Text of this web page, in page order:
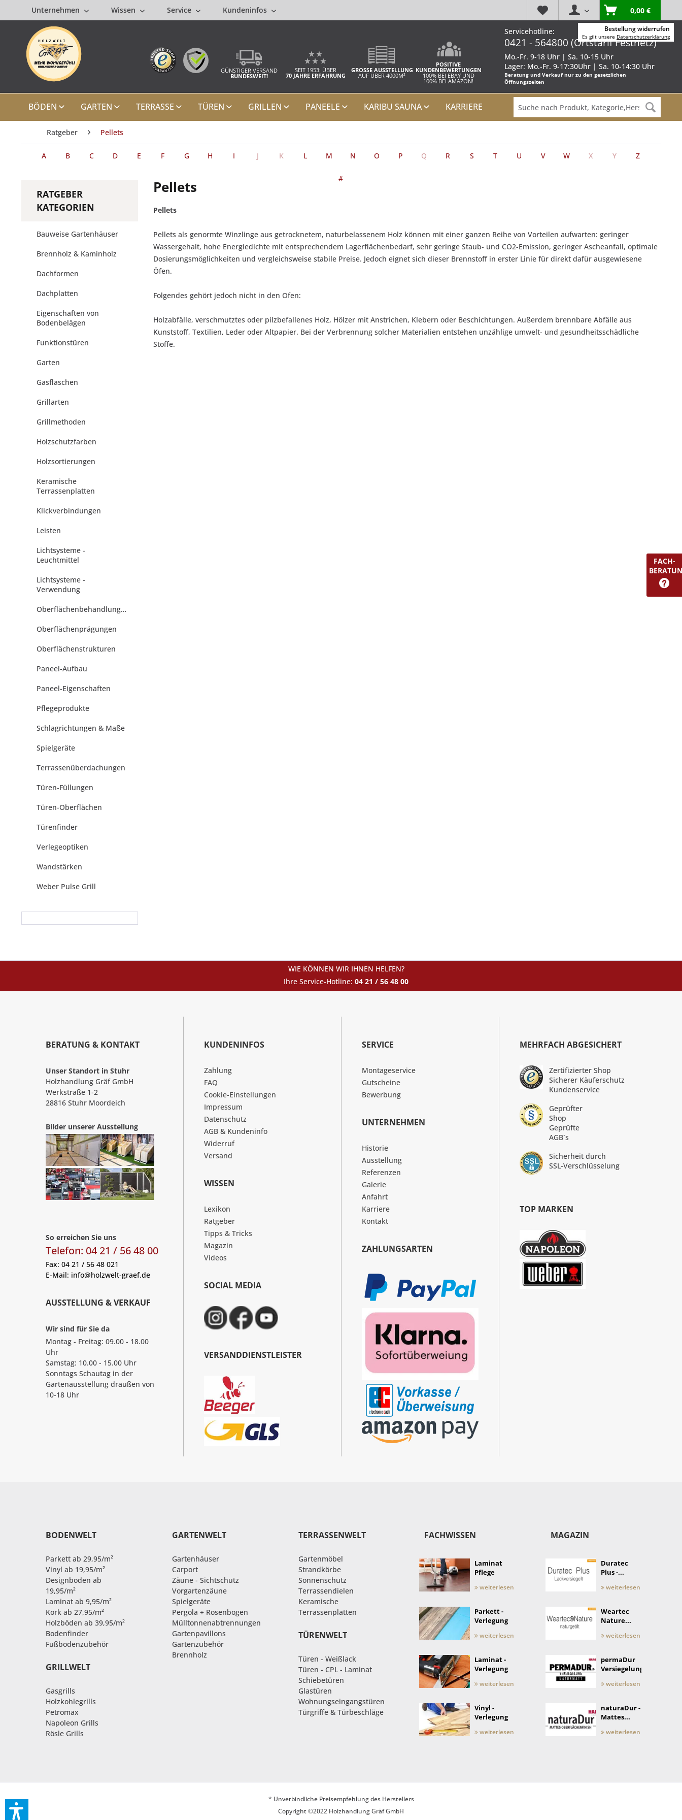
Unternehmen Wissen Service Kundeninfos 0,00 €
GÜNSTIGER VERSAND
BUNDESWEIT!
SEIT 1953: ÜBER
70 JAHRE ERFAHRUNG
GROSSE AUSSTELLUNG
AUF ÜBER 4000M²
POSITIVE
KUNDENBEWERTUNGEN
100% BEI EBAY UND
100% BEI AMAZON!
Servicehotline:
0421 - 564800 (Ortstarif Festnetz)
Mo.-Fr. 9-18 Uhr | Sa. 10-15 Uhr
Lager: Mo.-Fr. 9-17:30Uhr | Sa. 10-14:30 Uhr
Beratung und Verkauf nur zu den gesetzlichen
Öffnungszeiten
BÖDEN GARTEN TERRASSE TÜREN GRILLEN PANEELE KARIBU SAUNA KARRIERE
Ratgeber Pellets
A B C D E F G H I J K L M N O P Q R S T U V W X Y Z
#
RATGEBER
KATEGORIEN
Bauweise Gartenhäuser
Brennholz & Kaminholz
Dachformen
Dachplatten
Eigenschaften von
Bodenbelägen
Funktionstüren
Garten
Gasflaschen
Grillarten
Grillmethoden
Holzschutzfarben
Holzsortierungen
Keramische
Terrassenplatten
Klickverbindungen
Leisten
Lichtsysteme -
Leuchtmittel
Lichtsysteme -
Verwendung
Oberflächenbehandlungen
Oberflächenprägungen
Oberflächenstrukturen
Paneel-Aufbau
Paneel-Eigenschaften
Pflegeprodukte
Schlagrichtungen & Maße
Spielgeräte
Terrassenüberdachungen
Türen-Füllungen
Türen-Oberflächen
Türenfinder
Verlegeoptiken
Wandstärken
Weber Pulse Grill
Pellets
Pellets
Pellets als genormte Winzlinge aus getrocknetem, naturbelassenem Holz können mit einer ganzen Reihe von Vorteilen aufwarten: geringer
Wassergehalt, hohe Energiedichte mit entsprechendem Lagerflächenbedarf, sehr geringe Staub- und CO2-Emission, geringer Ascheanfall, optimale
Dosierungsmöglichkeiten und vergleichsweise stabile Preise. Jedoch eignet sich dieser Brennstoff in erster Linie für direkt dafür ausgewiesene
Öfen.
Folgendes gehört jedoch nicht in den Ofen:
Holzabfälle, verschmutztes oder pilzbefallenes Holz, Hölzer mit Anstrichen, Klebern oder Beschichtungen. Außerdem brennbare Abfälle aus
Kunststoff, Textilien, Leder oder Altpapier. Bei der Verbrennung solcher Materialien entstehen unzählige umwelt- und gesundheitsschädliche
Stoffe.
FACH-
WIE KÖNNEN WIR IHNEN HELFEN?
Ihre Service-Hotline: 04 21 / 56 48 00
BERATUNG & KONTAKT
Unser Standort in Stuhr
Holzhandlung Gräf GmbH
Werkstraße 1-2
28816 Stuhr Moordeich
Bilder unserer Ausstellung
So erreichen Sie uns
Telefon: 04 21 / 56 48 00
Fax: 04 21 / 56 48 021
E-Mail: info@holzwelt-graef.de
AUSSTELLUNG & VERKAUF
Wir sind für Sie da
Montag - Freitag: 09.00 - 18.00
Uhr
Samstag: 10.00 - 15.00 Uhr
Sonntags Schautag in der
Gartenausstellung draußen von
10-18 Uhr
KUNDENINFOS
Zahlung
FAQ
Cookie-Einstellungen
Impressum
Datenschutz
AGB & Kundeninfo
Widerruf
Versand
WISSEN
Lexikon
Ratgeber
Tipps & Tricks
Magazin
Videos
SOCIAL MEDIA
VERSANDDIENSTLEISTER
SERVICE
Montageservice
Gutscheine
Bewerbung
UNTERNEHMEN
Historie
Ausstellung
Referenzen
Galerie
Anfahrt
Karriere
Kontakt
ZAHLUNGSARTEN
MEHRFACH ABGESICHERT
Zertifizierter Shop
Sicherer Käuferschutz
Kundenservice
Geprüfter
Shop
Geprüfte
AGB´s
Sicherheit durch
SSL-Verschlüsselung
TOP MARKEN
BODENWELT
Parkett ab 29,95/m²
Vinyl ab 19,95/m²
Designboden ab
19,95/m²
Laminat ab 9,95/m²
Kork ab 27,95/m²
Holzböden ab 39,95/m²
Bodenfinder
Fußbodenzubehör
GRILLWELT
Gasgrills
Holzkohlegrills
Petromax
Napoleon Grills
Rösle Grills
GARTENWELT
Gartenhäuser
Carport
Zäune - Sichtschutz
Vorgartenzäune
Spielgeräte
Pergola + Rosenbogen
Mülltonnenabtrennungen
Gartenpavillons
Gartenzubehör
Brennholz
TERRASSENWELT
Gartenmöbel
Strandkörbe
Sonnenschutz
Terrassendielen
Keramische
Terrassenplatten
TÜRENWELT
Türen - Weißlack
Türen - CPL - Laminat
Schiebetüren
Glastüren
Wohnungseingangstüren
Türgriffe & Türbeschläge
FACHWISSEN
Laminat
Pflege
weiterlesen
Parkett -
Verlegung
weiterlesen
Laminat -
Verlegung
weiterlesen
Vinyl -
Verlegung
weiterlesen
MAGAZIN
Duratec
Plus -...
weiterlesen
Weartec
Nature...
weiterlesen
permaDur
Versiegelung
weiterlesen
naturaDur -
Mattes...
weiterlesen
* Unverbindliche Preisempfehlung des Herstellers
Copyright ©2022 Holzhandlung Gräf GmbH
Bestellung widerrufen
Es gilt unsere Datenschutzerklärung